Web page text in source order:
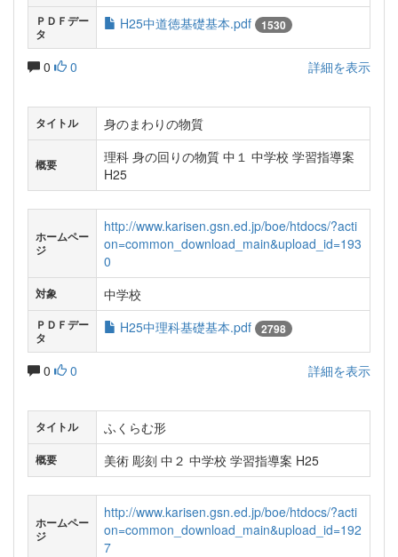
ＰＤＦデー
タ
H25中道徳基礎基本.pdf 1530
0 0 詳細を表示
タイトル 身のまわりの物質
概要
理科 身の回りの物質 中１ 中学校 学習指導案
H25
ホームペー
ジ
http://www.karisen.gsn.ed.jp/boe/htdocs/?acti
on=common_download_main&upload_id=193
0
対象 中学校
ＰＤＦデー
タ
H25中理科基礎基本.pdf 2798
0 0 詳細を表示
タイトル ふくらむ形
概要 美術 彫刻 中２ 中学校 学習指導案 H25
ホームペー
ジ
http://www.karisen.gsn.ed.jp/boe/htdocs/?acti
on=common_download_main&upload_id=192
7